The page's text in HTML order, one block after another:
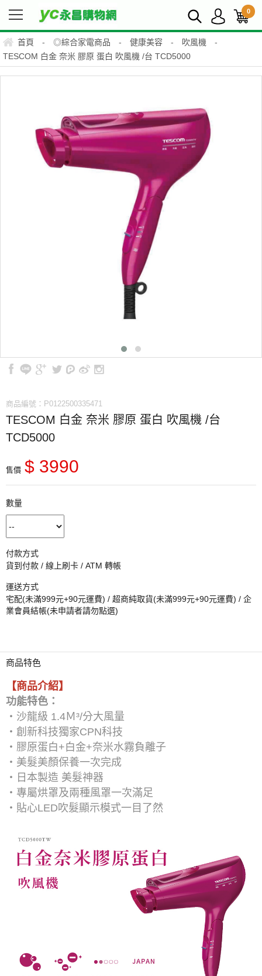
0
首頁 - ◎綜合家電商品 - 健康美容 - 吹風機
-
TESCOM 白金 奈米 膠原 蛋白 吹風機 /台 TCD5000
商品編號：P0122500335471
TESCOM 白金 奈米 膠原 蛋白 吹風機 /台
TCD5000
售價 $ 3990
數量
付款方式
貨到付款 / 線上刷卡 / ATM 轉帳
運送方式
宅配(未滿999元+90元運費) / 超商純取貨(未滿999元+90元運費) / 企
業會員結帳(未申請者請勿點選)
商品特色
【商品介紹】
功能特色：
・沙龍級 1.4Ｍ³/分大風量
・創新科技獨家CPN科技
・膠原蛋白+白金+奈米水霧負離子
・美髮美顏保養一次完成
・日本製造 美髮神器
・專屬烘罩及兩種風罩一次滿足​
・貼心LED吹髮顯示模式一目了然​​